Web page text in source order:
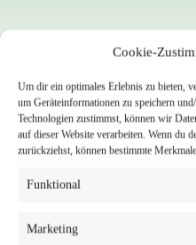
Cookie-
Um dir ein optimales Erlebnis zu bieten,
um Geräteinformationen zu speichern
Technologien zustimmst, können wir
auf dieser Website verarbeiten. Wenn du
zurückziehst, können bestimmte
Funktional
Marketing